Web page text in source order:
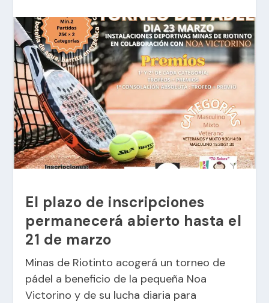
El plazo de inscripciones
permanecerá abierto hasta el
21 de marzo
Minas de Riotinto acogerá un torneo de
pádel a beneficio de la pequeña Noa
Victorino y de su lucha diaria para